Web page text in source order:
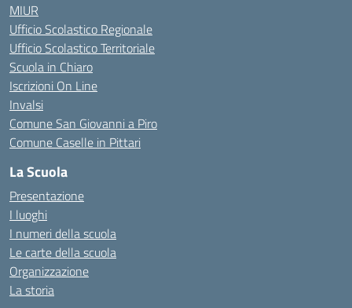
MIUR
Ufficio Scolastico Regionale
Ufficio Scolastico Territoriale
Scuola in Chiaro
Iscrizioni On Line
Invalsi
Comune San Giovanni a Piro
Comune Caselle in Pittari
La Scuola
Presentazione
I luoghi
I numeri della scuola
Le carte della scuola
Organizzazione
La storia